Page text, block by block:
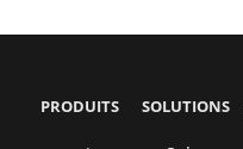
PRODUITS SOLUTIONS